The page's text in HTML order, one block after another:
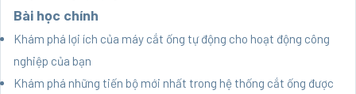
Bài học chính
Khám phá lợi ích của máy cắt ống tự động cho hoạt động công
nghiệp của bạn
Khám phá những tiến bộ mới nhất trong hệ thống cắt ống được